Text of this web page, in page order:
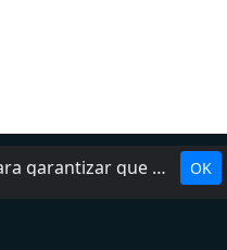
Este sitio web utiliza cookies para garantizar que obtenga la mejor experiencia en nuestro sitio web. OK